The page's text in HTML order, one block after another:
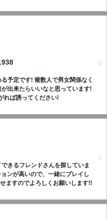
予定です! 複数人で男女関係なく
出来たらいいなと思っています!
れば誘ってください!
きるフレンドさんを探していま
ンが高いので、一緒にプレイし
ますのでよろしくお願いします!!